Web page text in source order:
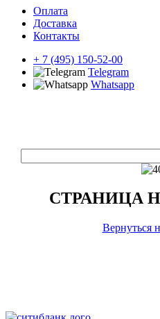
Оплата
Доставка
Контакты
+ 7 (495) 150-52-00
Telegram
Whatsapp
СТРАНИЦА
Вернуться